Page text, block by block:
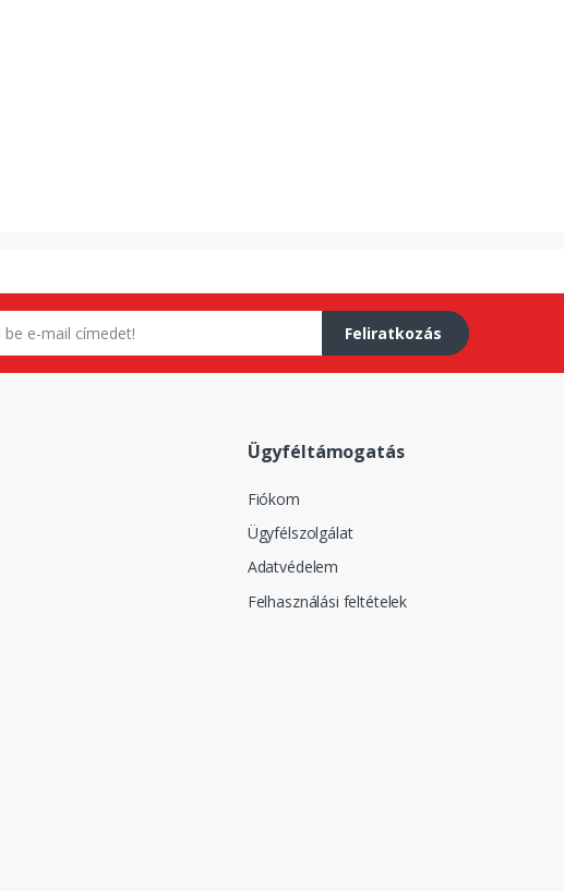
Feliratkozás
Ügyféltámogatás
Fiókom
Ügyfélszolgálat
Adatvédelem
Felhasználási feltételek